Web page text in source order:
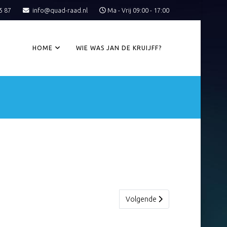
87 info@quad-raad.nl Ma - Vrij 09:00 - 17:00
HOME WIE WAS JAN DE KRUIJFF?
Volgende artikel: 27
Volgende